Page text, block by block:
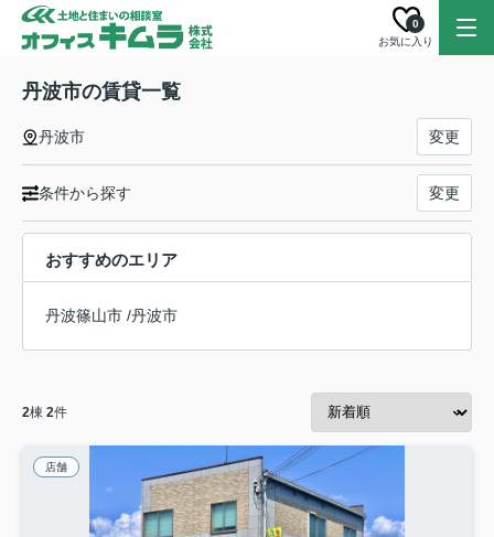
お気に入り
0
丹波市の賃貸一覧
丹波市 変更
条件から探す 変更
おすすめのエリア
丹波篠山市 /丹波市
2棟 2件
店舗